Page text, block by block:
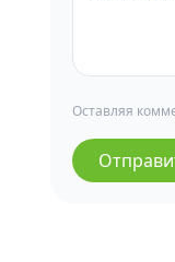
Оставляя